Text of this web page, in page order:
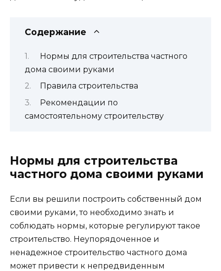
Содержание
Нормы для строительства частного
дома своими руками
Правила строительства
Рекомендации по
самостоятельному строительству
Нормы для строительства
частного дома своими руками
Если вы решили построить собственный дом
своими руками, то необходимо знать и
соблюдать нормы, которые регулируют такое
строительство. Неупорядоченное и
ненадежное строительство частного дома
может привести к непредвиденным